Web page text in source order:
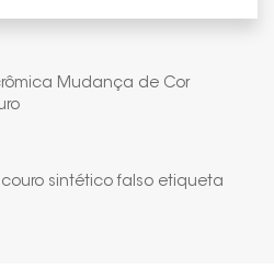
Mudança de Cor
sintético falso etiqueta